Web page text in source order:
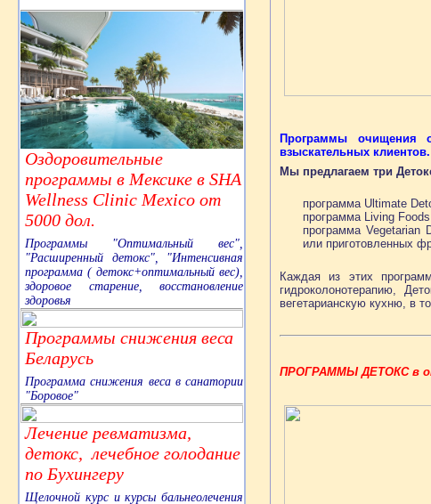
Оздоровительные
программы в Мексике в SHA
Wellness Clinic Mexico от
5000 дол.
Программы "Оптимальный вес",
"Расширенный детокс", "Интенсивная
программа ( детокс+оптимальный вес),
здоровое старение, восстановление
здоровья
Программы снижения веса
Беларусь
Программа снижения веса в санатории
"Боровое"
Лечение ревматизма,
детокс, лечебное голодание
по Бухингеру
Щелочной курс и курсы бальнеолечения
Программы очищения
взыскательных клиентов.
Мы предлагаем три
программа Ultimate
программа Living
программа Vegetarian
или приготовленных
Каждая из этих
гидроколонотерапию,
вегетарианскую кухню, в
ПРОГРАММЫ ДЕТОКС в